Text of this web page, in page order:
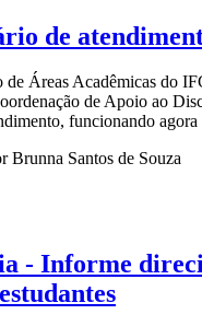
de
de Áreas Acadêmicas do
de Apoio ao
funcionando agora
Brunna Santos de Souza
- Informe